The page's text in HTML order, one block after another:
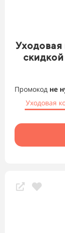
Уходовая
Промокод не
Уходовая